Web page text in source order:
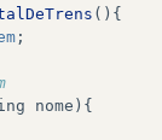
(){
;
nome ){